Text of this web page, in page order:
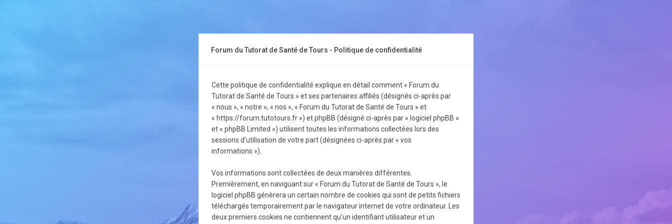
Forum du Tutorat de Santé de Tours - Politique de confidentialité
Cette politique de confidentialité explique en détail comment « Forum du
Tutorat de Santé de Tours » et ses partenaires affiliés (désignés ci-après par
« nous », « notre », « nos », « Forum du Tutorat de Santé de Tours » et
« https://forum.tutotours.fr ») et phpBB (désigné ci-après par « logiciel phpBB »
et « phpBB Limited ») utilisent toutes les informations collectées lors des
sessions d’utilisation de votre part (désignées ci-après par « vos
informations »).
Vos informations sont collectées de deux manières différentes.
Premièrement, en naviguant sur « Forum du Tutorat de Santé de Tours », le
logiciel phpBB génèrera un certain nombre de cookies qui sont de petits fichiers
téléchargés temporairement par le navigateur internet de votre ordinateur. Les
deux premiers cookies ne contiennent qu’un identifiant utilisateur et un